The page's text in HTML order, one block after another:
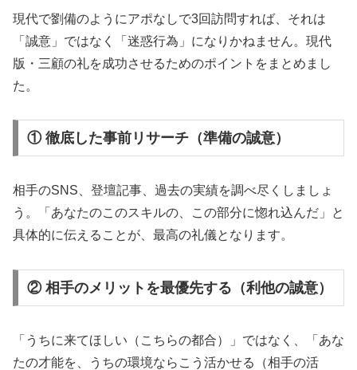
現代で劉備のようにアポなしで3回訪問すれば、それは
「誠意」ではなく「迷惑行為」になりかねません。現代
版・三顧の礼を成功させるためのポイントをまとめまし
た。
① 徹底した事前リサーチ（準備の誠意）
相手のSNS、登壇記事、過去の実績を調べ尽くしましょ
う。「あなたのこのスキルの、この部分に惚れ込んだ」と
具体的に伝えることが、最高の礼儀となります。
② 相手のメリットを最優先する（利他の誠意）
「うちに来てほしい（こちらの都合）」ではなく、「あな
たの才能を、うちの環境ならこう活かせる（相手の活